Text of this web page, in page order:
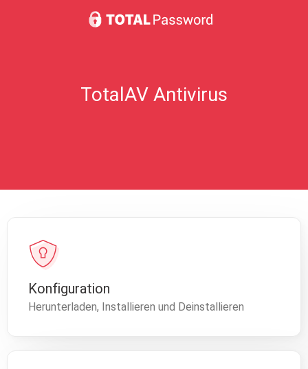
TotalAV Antivirus
Konfiguration
Herunterladen, Installieren und Deinstallieren